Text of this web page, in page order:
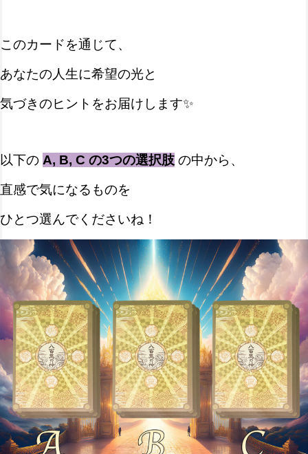
このカードを通じて、
あなたの人生に希望の光と
気づきのヒントをお届けします✨
以下の A, B, C の3つの選択肢 の中から、
直感で気になるものを
ひとつ選んでくださいね！